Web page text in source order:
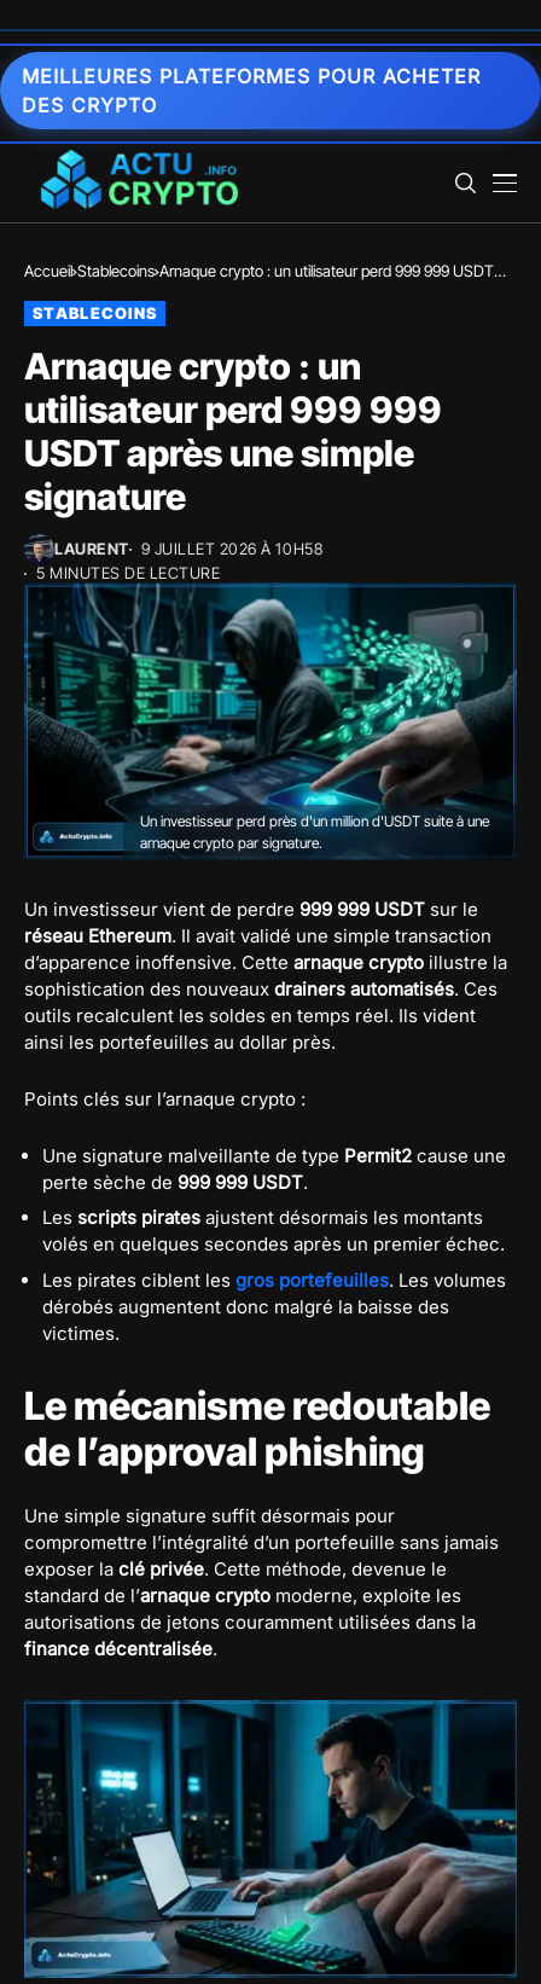
MEILLEURES PLATEFORMES POUR ACHETER
DES CRYPTO
Accueil Stablecoins Arnaque crypto : un utilisateur perd 999 999 USDT
STABLECOINS
Arnaque crypto : un
utilisateur perd 999 999
USDT après une simple
signature
LAURENT
9 JUILLET 2026 À 10H58
5 MINUTES DE LECTURE
Un investisseur perd près d'un million d'USDT suite à une
arnaque crypto par signature.
Un investisseur vient de perdre 999 999 USDT sur le
réseau Ethereum. Il avait validé une simple transaction
d’apparence inoffensive. Cette arnaque crypto illustre la
sophistication des nouveaux drainers automatisés. Ces
outils recalculent les soldes en temps réel. Ils vident
ainsi les portefeuilles au dollar près.
Points clés sur l’arnaque crypto :
Une signature malveillante de type Permit2 cause une
perte sèche de 999 999 USDT.
Les scripts pirates ajustent désormais les montants
volés en quelques secondes après un premier échec.
Les pirates ciblent les gros portefeuilles. Les volumes
dérobés augmentent donc malgré la baisse des
victimes.
Le mécanisme redoutable
de l’approval phishing
Une simple signature suffit désormais pour
compromettre l’intégralité d’un portefeuille sans jamais
exposer la clé privée. Cette méthode, devenue le
standard de l’arnaque crypto moderne, exploite les
autorisations de jetons couramment utilisées dans la
finance décentralisée.